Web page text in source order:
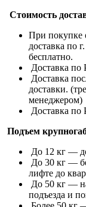
Стоимость
При покупке
доставка по
бесплатно.
Доставка по
Доставка
доставки.
менеджером)
Доставка по
Подъем
До 12 кг —
До 30 кг —
лифте до
До 50 кг —
подъезда и